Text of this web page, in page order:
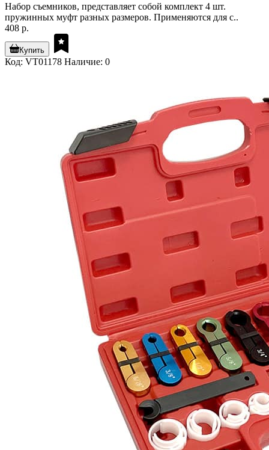
Набор съемников, представляет собой комплект 4 шт.
пружинных муфт разных размеров. Применяются для с..
408 р.
Купить
Код: VT01178 Наличие: 0